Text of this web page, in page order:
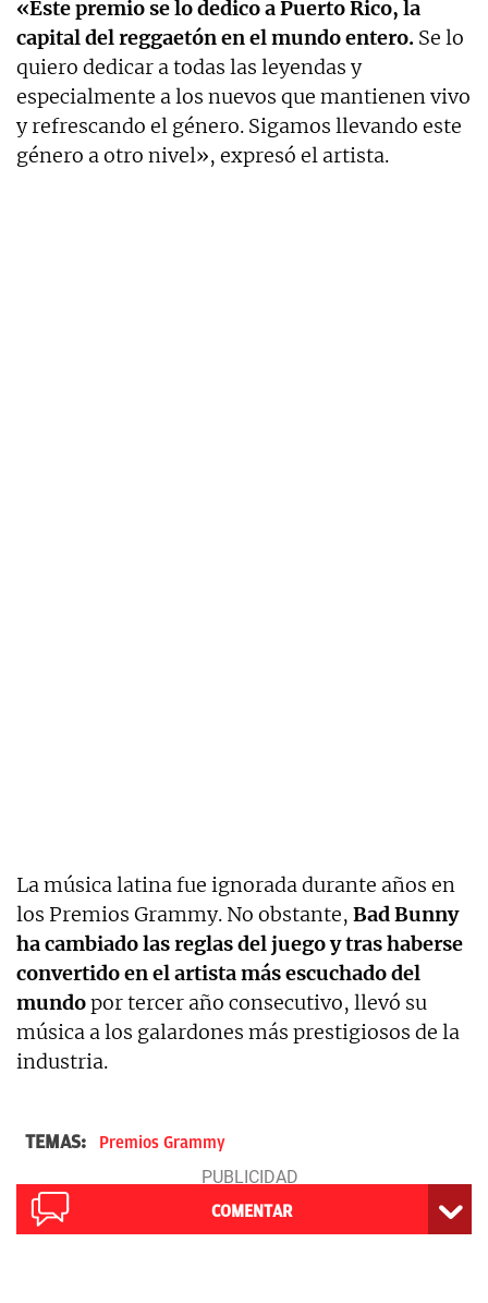
«Este premio se lo dedico a Puerto Rico, la
capital del reggaetón en el mundo entero. Se lo
quiero dedicar a todas las leyendas y
especialmente a los nuevos que mantienen vivo
y refrescando el género. Sigamos llevando este
género a otro nivel», expresó el artista.
La música latina fue ignorada durante años en
los Premios Grammy. No obstante, Bad Bunny
ha cambiado las reglas del juego y tras haberse
convertido en el artista más escuchado del
mundopor tercer año consecutivo, llevó su
música a los galardones más prestigiosos de la
industria.
TEMAS: Premios Grammy
COMENTAR